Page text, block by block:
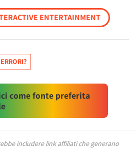
ENTERTAINMENT
come fonte preferita
includere link affiliati che generano